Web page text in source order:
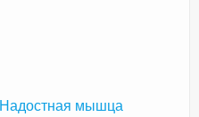
Надостная мышца